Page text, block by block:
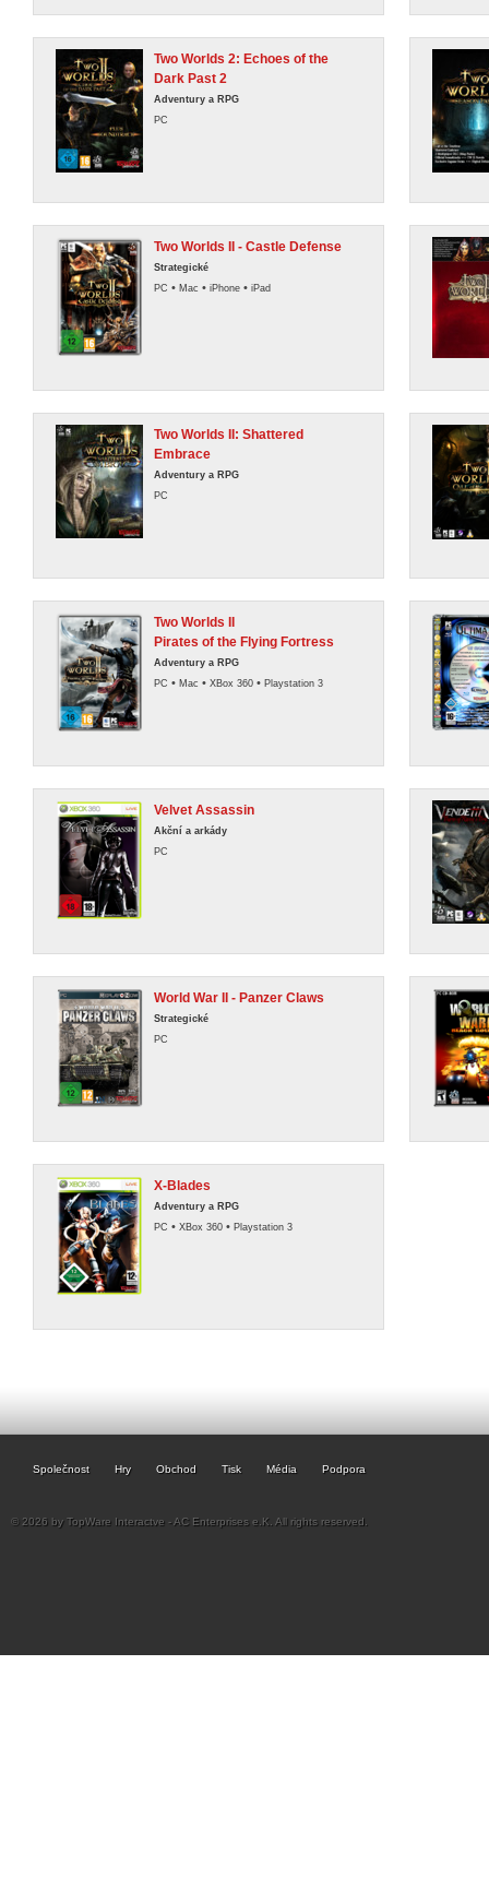
Two Worlds 2: Echoes of the
Dark Past 2
Adventury a RPG
PC
Two Worlds II - Castle Defense
Strategické
PC • Mac • iPhone • iPad
Two Worlds II: Shattered
Embrace
Adventury a RPG
PC
Two Worlds II
Pirates of the Flying Fortress
Adventury a RPG
PC • Mac • XBox 360 • Playstation 3
Velvet Assassin
Akční a arkády
PC
World War II - Panzer Claws
Strategické
PC
X-Blades
Adventury a RPG
PC • XBox 360 • Playstation 3
Společnost Hry Obchod Tisk Média Podpora
© 2026 by TopWare Interactve - AC Enterprises e.K. All rights reserved.